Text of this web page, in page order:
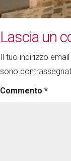
Lascia un
Il tuo indirizzo
sono
Commento *